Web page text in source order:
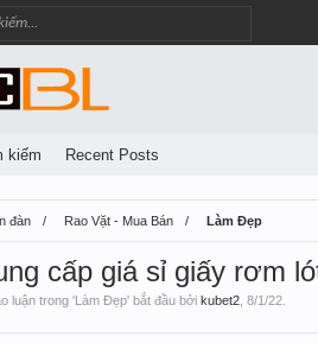
đàn Rao Vặt - Mua Bán Làm Đẹp
cấp giá sỉ giấy rơm
luận trong 'Làm Đẹp' bắt đầu bởi kubet2 8/1/22
kiếm Recent Posts